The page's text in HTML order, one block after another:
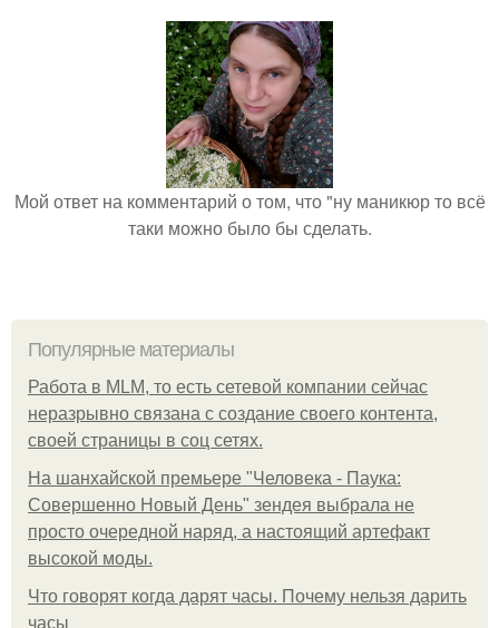
Мой ответ на комментарий о том, что "ну маникюр то всё
таки можно было бы сделать.
Популярные материалы
Работа в MLM, то есть сетевой компании сейчас
неразрывно связана с создание своего контента,
своей страницы в соц сетях.
На шанхайской премьере "Человека - Паука:
Совершенно Новый День" зендея выбрала не
просто очередной наряд, а настоящий артефакт
высокой моды.
Что говорят когда дарят часы. Почему нельзя дарить
часы